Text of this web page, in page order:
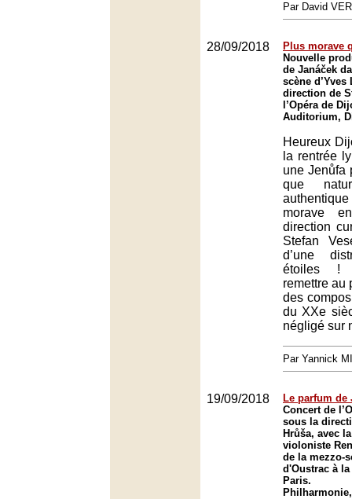
Par David
28/09/2018
Plus morave
Nouvelle
de Janáček
scène
direction de
l’Opéra de
Auditorium,
Heureux
la rentrée
une Jenůfa
que
morave
direction
Stefan
d’une
étoiles !
remettre au
des
du XXe
négligé sur
Par Yannick
19/09/2018
Le parfum de
Concert de
sous la
Hrůša, avec
violoniste
de la mezzo-
d'Oustrac à
Paris.